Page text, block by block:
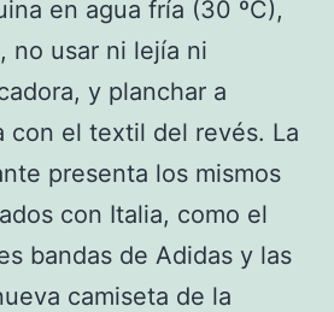
en agua fría (30 ºC),
no usar ni lejía ni
y planchar a
con el textil del revés. La
presenta los mismos
con Italia, como el
bandas de Adidas y las
camiseta de la